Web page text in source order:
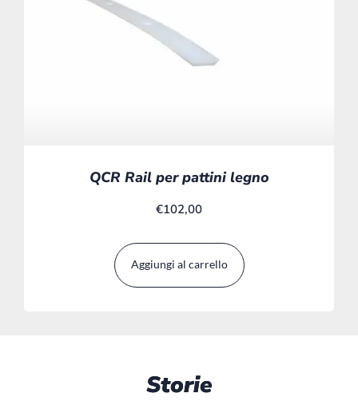
QCR Rail per pattini legno
€102,00
Aggiungi al carrello
Storie